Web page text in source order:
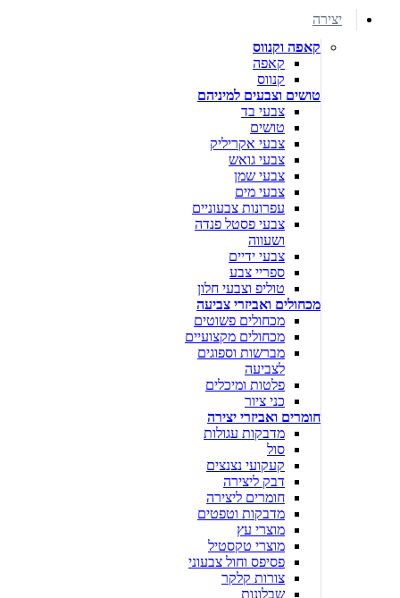
יצירה
קאפה וקנווס
קאפה
קנווס
טושים וצבעים למיניהם
צבעי בד
טושים
צבעי אקריליק
צבעי גואש
צבעי שמן
צבעי מים
עפרונות צבעוניים
צבעי פסטל פנדה
ושעווה
צבעי ידיים
ספריי צבע
טוליפ וצבעי חלון
מכחולים ואביזרי צביעה
מכחולים פשוטים
מכחולים מקצועיים
מברשות וספוגים
לצביעה
פלטות ומיכלים
כני ציור
חומרים ואביזרי יצירה
מדבקות עגולות
סול
קעקועי נצנצים
דבק ליצירה
חומרים ליצירה
מדבקות וטפטים
מוצרי עץ
מוצרי טקסטיל
פסיפס וחול צבעוני
צורות קלקר
שבלונות